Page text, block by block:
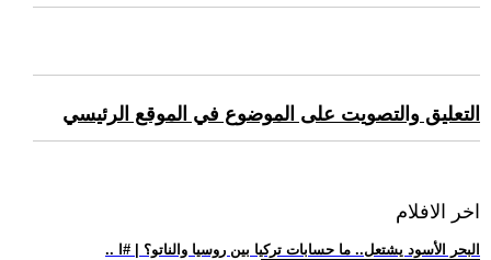
التعليق والتصويت على الموضوع في الموقع الرئيسي
اخر الافلام
.. البحر الأسود يشتعل.. ما حسابات تركيا بين روسيا والناتو؟ | #ا